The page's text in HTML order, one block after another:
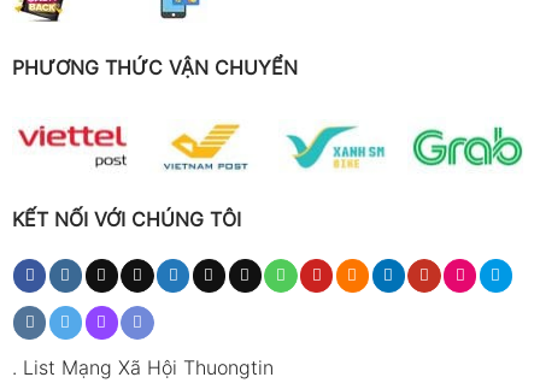
PHƯƠNG THỨC VẬN CHUYỂN
KẾT NỐI VỚI CHÚNG TÔI
. List Mạng Xã Hội Thuongtin